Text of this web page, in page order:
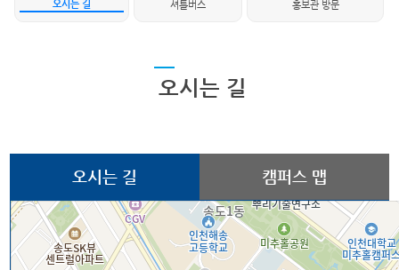
오시는 길 셔틀버스 홍보관 방문
오시는 길
오시는 길 캠퍼스 맵